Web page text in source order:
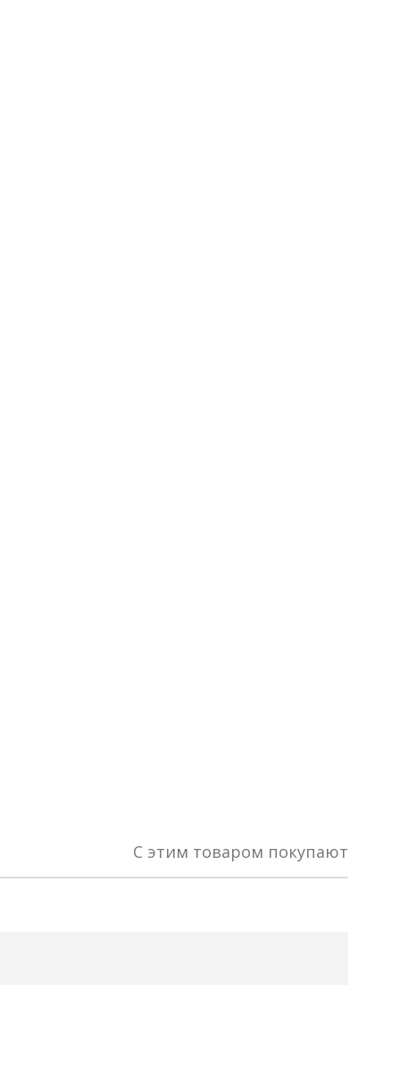
С этим товаром покупают